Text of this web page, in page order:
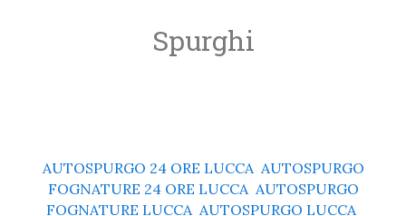
Spurghi
AUTOSPURGO 24 ORE LUCCA AUTOSPURGO
FOGNATURE 24 ORE LUCCA AUTOSPURGO
FOGNATURE LUCCA AUTOSPURGO LUCCA